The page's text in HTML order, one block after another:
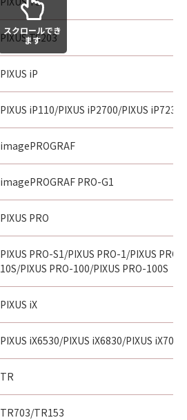
PIXUS TS203
PIXUS iP
PIXUS iP110/PIXUS iP2700/PIXUS
imagePROGRAF
imagePROGRAF PRO-G1
PIXUS PRO
PIXUS PRO-S1/PIXUS PRO-1/PIXUS
10S/PIXUS PRO-100/PIXUS PRO-100S
PIXUS iX
PIXUS iX6530/PIXUS iX6830/PIXUS iX7000
TR
TR703/TR153
スクロールでき
ます